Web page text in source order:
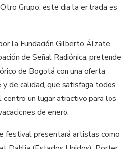
Grupo, este día la entrada es
la Fundación Gilberto Álzate
de Señal Radiónica, pretende
de Bogotá con una oferta
y de calidad, que satisfaga todos
un lugar atractivo para los
de enero.
festival presentará artistas como